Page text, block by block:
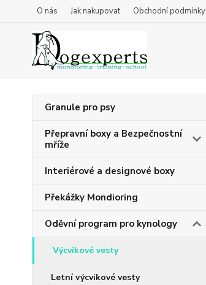
O nás Jak nakupovat Obchodní podmínky
Granule pro psy
Přepravní boxy a Bezpečnostní
mříže
Interiérové a designové boxy
Překážky Mondioring
Oděvní program pro kynology
Výcvikové vesty
Letní výcvikové vesty